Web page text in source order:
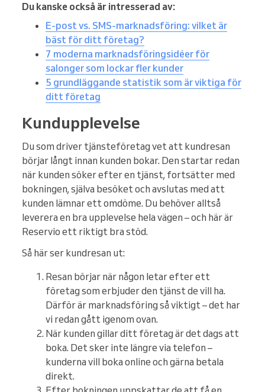
Du kanske också är intresserad av:
E-post vs. SMS-marknadsföring: vilket är
bäst för ditt företag?
7 moderna marknadsföringsidéer för
salonger som lockar fler kunder
5 grundläggande statistik som är viktiga för
ditt företag
Kundupplevelse
Du som driver tjänsteföretag vet att kundresan
börjar långt innan kunden bokar. Den startar redan
när kunden söker efter en tjänst, fortsätter med
bokningen, själva besöket och avslutas med att
kunden lämnar ett omdöme. Du behöver alltså
leverera en bra upplevelse hela vägen – och här är
Reservio ett riktigt bra stöd.
Så här ser kundresan ut:
Resan börjar när någon letar efter ett
företag som erbjuder den tjänst de vill ha.
Därför är marknadsföring så viktigt – det har
vi redan gått igenom ovan.
När kunden gillar ditt företag är det dags att
boka. Det sker inte längre via telefon –
kunderna vill boka online och gärna betala
direkt.